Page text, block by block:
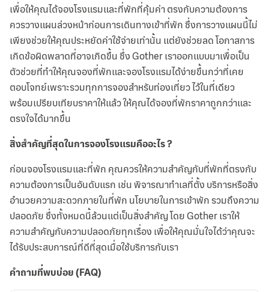
เพื่อให้คุณได้จองโรงแรมและที่พักที่คุ้มค่า ตรงกับความต้องการ
ควรวางแผนล่วงหน้าก่อนการเดินทางเข้าที่พัก ซึ่งการวางแผนนี้ไม่
เพียงช่วยให้คุณประหยัดค่าใช้จ่ายเท่านั้น แต่ยังช่วยลด โอกาสการ
เกิดข้อผิดพลาดที่อาจเกิดขึ้น ซึ่ง Gother เราออกแบบมาเพื่อเป็น
ตัวช่วยที่ทำให้คุณจองที่พักและจองโรงแรมได้ง่ายขึ้นกว่าที่เคย
ตอบโจทย์เพราะรวมทุกการจองสำหรับท่องเที่ยว ไว้ในที่เดียว
พร้อมเปรียบเทียบราคาให้แล้ว ให้คุณได้จองที่พักราคาถูกกว่าและ
ตรงใจได้มากขึ้น
สิ่งสำคัญที่สุดในการจองโรงแรมคืออะไร ?
ก่อนจองโรงแรมและที่พัก คุณควรให้ความสำคัญกับที่พักที่ตรงกับ
ความต้องการเป็นอันดับแรก เช่น พิจารณาทำเลที่ตั้ง บริการหรือสิ่ง
อำนวยความสะดวกภายในที่พัก นโยบายในการเข้าพัก รวมถึงความ
ปลอดภัย ซึ่งทั้งหมดนี้ล้วนแต่เป็นสิ่งสำคัญ โดย Gother เราให้
ความสำคัญกับความปลอดภัยทุกเรื่อง เพื่อให้คุณมั่นใจได้ว่าคุณจะ
ได้รับประสบการณ์ที่ดีที่สุดเมื่อใช้บริการกับเรา
คำถามที่พบบ่อย (FAQ)